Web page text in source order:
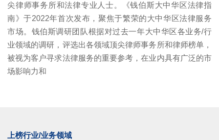
尖律师事务所和法律专业人士。《钱伯斯大中华区法律指
南》于2022年首次发布，聚焦于繁荣的大中华区法律服务
市场。钱伯斯调研团队根据对过去一年大中华区各业务/行
业领域的调研，评选出各领域顶尖律师事务所和律师榜单，
被视为客户寻求法律服务的重要参考，在业内具有广泛的市
场影响力和
上榜行业/业务领域